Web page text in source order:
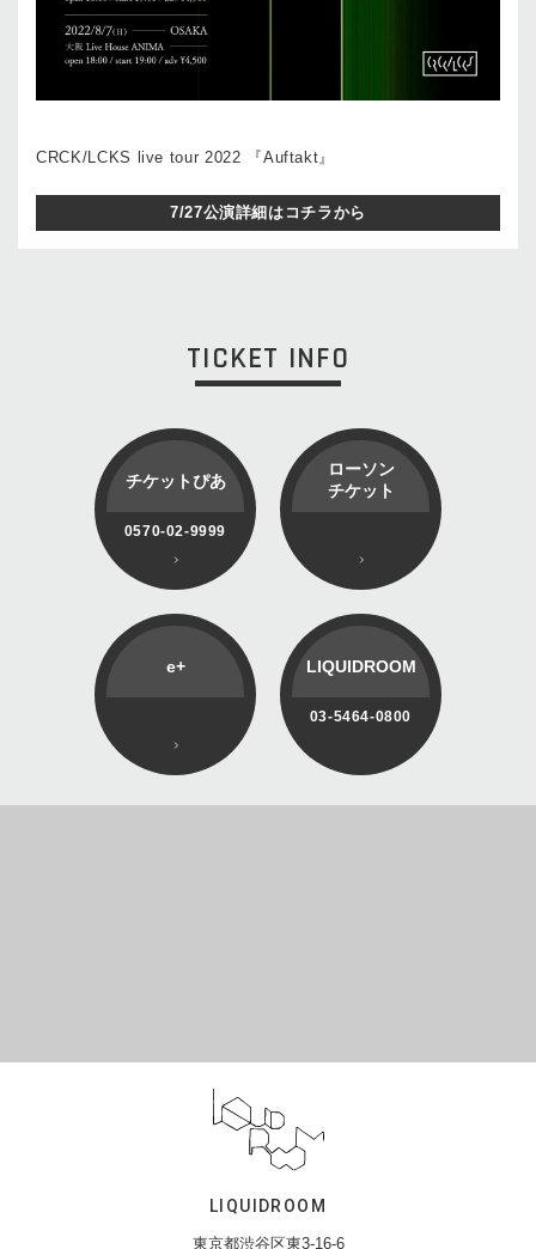
CRCK/LCKS live tour 2022 『Auftakt』
7/27公演詳細はコチラから
TICKET INFO
チケットぴあ
0570-02-9999
ローソン
チケット
e+ LIQUIDROOM
03-5464-0800
LIQUIDROOM
東京都渋谷区東3-16-6